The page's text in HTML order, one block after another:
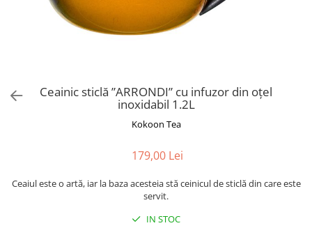
Sirop de ceai
Ceainic sticlă ”ARRONDI” cu infuzor din oțel
inoxidabil 1.2L
Kokoon Tea
179,00 Lei
Ceaiul este o artă, iar la baza acesteia stă ceinicul de sticlă din care este
servit.
IN STOC